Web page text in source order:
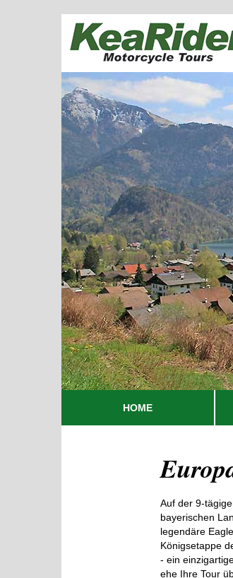
HOME
Auf der 9-
bayerischen
legendäre
Königsetappe
- ein
ehe Ihre Tour